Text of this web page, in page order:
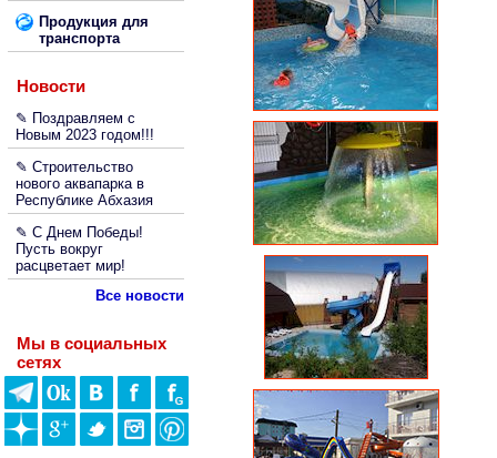
Продукция для
транспорта
Новости
✎ Поздравляем с
Новым 2023 годом!!!
✎ Строительство
нового аквапарка в
Республике Абхазия
✎ С Днем Победы!
Пусть вокруг
расцветает мир!
Все новости
Мы в социальных
сетях